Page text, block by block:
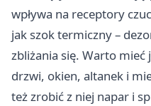
wpływa na receptory
jak szok termiczny –
zbliżania się. Warto mieć
drzwi, okien, altanek i
też zrobić z niej napar i